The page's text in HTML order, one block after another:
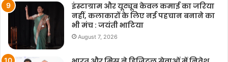
इंस्टाग्राम और यूट्यूब केवल कमाई का जरिया
नहीं, कलाकारों के लिए नई पहचान बनाने का
भी मंच : जयंती भाटिया
August 7, 2026